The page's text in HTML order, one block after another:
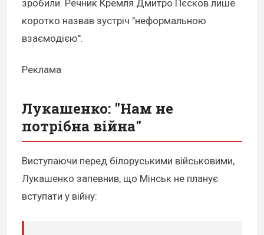
зробили. Речник Кремля Дмитро Пєсков лише
коротко назвав зустріч "неформальною
взаємодією".
Реклама
Лукашенко: "Нам не
потрібна війна"
Виступаючи перед білоруськими військовими,
Лукашенко запевнив, що Мінськ не планує
вступати у війну: